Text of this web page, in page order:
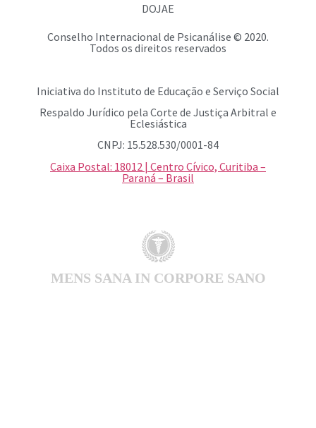
DOJAE
Conselho Internacional de Psicanálise © 2020.
Todos os direitos reservados
Iniciativa do Instituto de Educação e Serviço Social
Respaldo Jurídico pela Corte de Justiça Arbitral e
Eclesiástica
CNPJ: 15.528.530/0001-84
Caixa Postal: 18012 | Centro Cívico, Curitiba –
Paraná – Brasil
MENS SANA IN CORPORE SANO